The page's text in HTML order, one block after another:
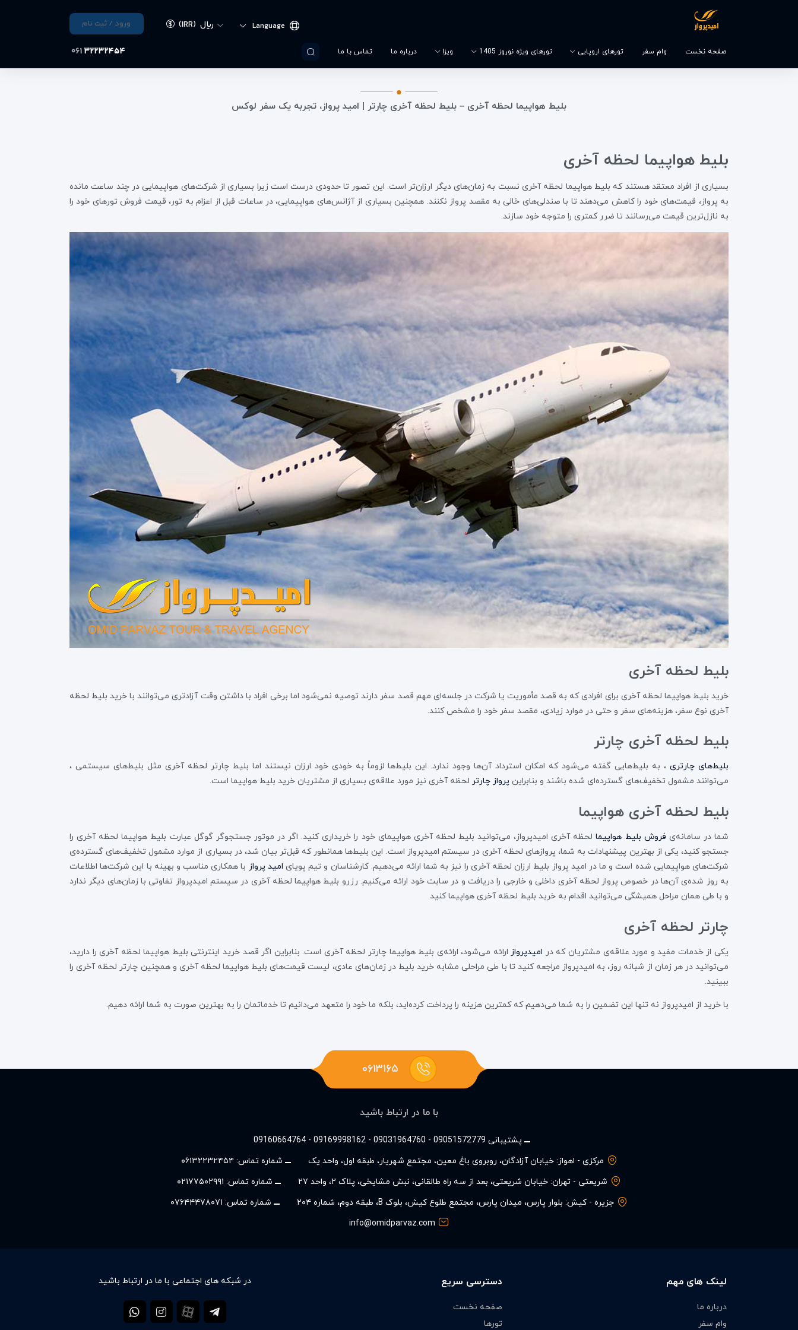
Language ریال (IRR) ورود / ثبت نام
صفحه نخست وام سفر تورهای اروپایی تورهای ویژه نوروز 1405 ویزا درباره ما تماس با ما ۳۲۲۳۲۴۵۴۰۶۱
بلیط هواپیما لحظه آخری – بلیط لحظه آخری چارتر | امید پرواز، تجربه یک سفر لوکس
بلیط هواپیما لحظه آخری
بسیاری از افراد معتقد هستند که بلیط هواپیما لحظه آخری نسبت به زمان‌های دیگر ارزان‌تر است. این تصور تا حدودی درست است زیرا بسیاری از شرکت‌های هواپیمایی در چند ساعت مانده
به پرواز، قیمت‌های خود را کاهش می‌دهند تا با صندلی‌های خالی به مقصد پرواز نکنند. همچنین بسیاری از آژانس‌های هواپیمایی، در ساعات قبل از اعزام به تور، قیمت فروش تورهای خود را
به نازل‌ترین قیمت می‌رسانند تا ضرر کمتری را متوجه خود سازند.
بلیط لحظه آخری
خرید بلیط هواپیما لحظه آخری برای افرادی که به قصد مأموریت یا شرکت در جلسه‌ای مهم قصد سفر دارند توصیه نمی‌شود اما برخی افراد با داشتن وقت آزادتری می‌توانند با خرید بلیط لحظه
آخری نوع سفر، هزینه‌های سفر و حتی در موارد زیادی، مقصد سفر خود را مشخص کنند.
بلیط لحظه آخری چارتر
بلیط‌های چارتری، به بلیط‌هایی گفته می‌شود که امکان استرداد آن‌ها وجود ندارد. این بلیط‌ها لزوماً به خودی خود ارزان نیستند اما بلیط چارتر لحظه آخری مثل بلیط‌های سیستمی ،
می‌توانند مشمول تخفیف‌های گسترده‌ای شده باشند و بنابراین پرواز چارتر لحظه آخری نیز مورد علاقه‌ی بسیاری از مشتریان خرید بلیط هواپیما است.
بلیط لحظه آخری هواپیما
شما در سامانه‌ی فروش بلیط هواپیمالحظه آخری امیدپرواز، می‌توانید بلیط لحظه آخری هواپیمای خود را خریداری کنید. اگر در موتور جستجوگر گوگل عبارت بلیط هواپیما لحظه آخری را
جستجو کنید، یکی از بهترین پیشنهادات به شما، پروازهای لحظه آخری در سیستم امیدپرواز است. این بلیط‌ها همانطور که قبل‌تر بیان شد، در بسیاری از موارد مشمول تخفیف‌های گسترده‌ی
شرکت‌های هواپیمایی شده است و ما در امید پرواز بلیط ارزان لحظه آخری را نیز به شما ارائه می‌دهیم. کارشناسان و تیم پویای امید پرواز با همکاری مناسب و بهینه با این شرکت‌ها اطلاعات
به روز شده‌ی آن‌ها در خصوص پرواز لحظه آخری داخلی و خارجی را دریافت و در سایت خود ارائه می‌کنیم. رزرو بلیط هواپیما لحظه آخری در سیستم امیدپرواز تفاوتی با زمان‌های دیگر ندارد
و با طی همان مراحل همیشگی می‌توانید اقدام به خرید بلیط لحظه آخری هواپیما کنید.
چارتر لحظه آخری
یکی از خدمات مفید و مورد علاقه‌ی مشتریان که در امیدپرواز ارائه می‌شود، ارائه‌ی بلیط هواپیما چارتر لحظه آخری است. بنابراین اگر قصد خرید اینترنتی بلیط هواپیما لحظه آخری را دارید،
می‌توانید در هر زمان از شبانه روز، به امیدپرواز مراجعه کنید تا با طی مراحلی مشابه خرید بلیط در زمان‌های عادی، لیست قیمت‌های بلیط هواپیما لحظه آخری و همچنین چارتر لحظه آخری را
ببینید.
با خرید از امیدپرواز نه تنها این تضمین را به شما می‌دهیم که کمترین هزینه را پرداخت کرده‌اید، بلکه ما خود را متعهد می‌دانیم تا خدماتمان را به بهترین صورت به شما ارائه دهیم.
۰۶۱۳۱۶۵
با ما در ارتباط باشید
پشتیبانی 09051572779 - 09031964760 - 09169998162 - 09160664764
مرکزی - اهواز: خیابان آزادگان، روبروی باغ معین، مجتمع شهریار، طبقه اول، واحد یک
شماره تماس:۰۶۱۳۲۲۳۲۴۵۴
شریعتی - تهران: خیابان شریعتی، بعد از سه راه طالقانی، نبش مشایخی، پلاک ۲، واحد ۲۷
شماره تماس: ۰۲۱۷۷۵۰۲۹۹۱
جزیره - کیش: بلوار پارس، میدان پارس، مجتمع طلوع کیش، بلوک B، طبقه دوم، شماره ۲۰۴
شماره تماس: ۰۷۶۴۴۴۷۸۰۷۱
info@omidparvaz.com
لینک های مهم
درباره ما
وام سفر
دسترسی سریع
صفحه نخست
تورها
در شبکه های اجتماعی با ما در ارتباط باشید